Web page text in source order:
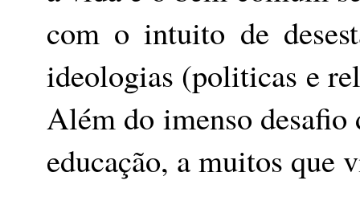
com o intuito de
ideologias (politicas e
Além do imenso desafio
educação, a muitos que